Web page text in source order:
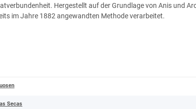
Hergestellt auf der Grundlage von Anis und
im Jahre 1882 angewandten Methode verarbeitet.
Secas